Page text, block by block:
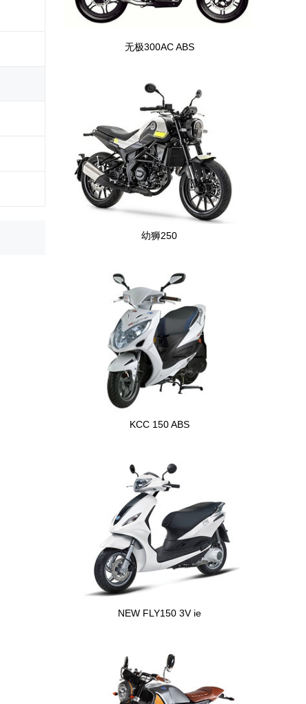
无极300AC ABS
幼狮250
KCC 150 ABS
NEW FLY150 3V ie